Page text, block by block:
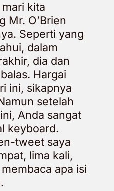
kita
Mr. O’Brien
Seperti yang
dalam
dia dan
Hargai
ini, sikapnya
setelah
Anda sangat
keyboard.
tweet saya
lima kali,
apa isi